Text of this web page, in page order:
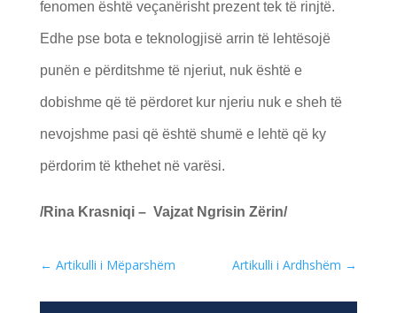
fenomen është veçanërisht prezent tek të rinjtë.
Edhe pse bota e teknologjisë arrin të lehtësojë
punën e përditshme të njeriut, nuk është e
dobishme që të përdoret kur njeriu nuk e sheh të
nevojshme pasi që është shumë e lehtë që ky
përdorim të kthehet në varësi.
/Rina Krasniqi – Vajzat Ngrisin Zërin/
← Artikulli i Mëparshëm Artikulli i Ardhshëm →